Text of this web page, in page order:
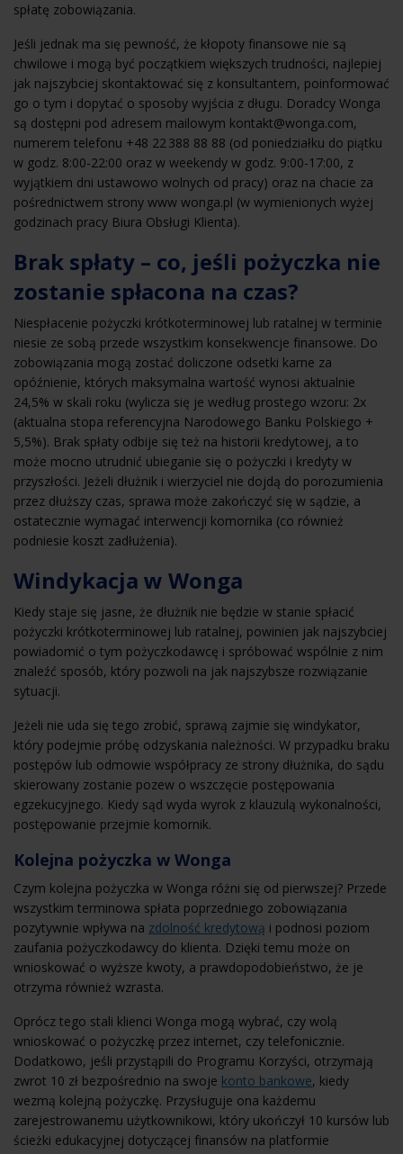
spłatę zobowiązania.
Jeśli jednak ma się pewność, że kłopoty finansowe nie są
chwilowe i mogą być początkiem większych trudności, najlepiej
jak najszybciej skontaktować się z konsultantem, poinformować
go o tym i dopytać o sposoby wyjścia z długu. Doradcy Wonga
są dostępni pod adresem mailowym kontakt@wonga.com,
numerem telefonu +48 22 388 88 88 (od poniedziałku do piątku
w godz. 8:00-22:00 oraz w weekendy w godz. 9:00-17:00, z
wyjątkiem dni ustawowo wolnych od pracy) oraz na chacie za
pośrednictwem strony www wonga.pl (w wymienionych wyżej
godzinach pracy Biura Obsługi Klienta).
Brak spłaty – co, jeśli pożyczka nie
zostanie spłacona na czas?
Niespłacenie pożyczki krótkoterminowej lub ratalnej w terminie
niesie ze sobą przede wszystkim konsekwencje finansowe. Do
zobowiązania mogą zostać doliczone odsetki karne za
opóźnienie, których maksymalna wartość wynosi aktualnie
24,5% w skali roku (wylicza się je według prostego wzoru: 2x
(aktualna stopa referencyjna Narodowego Banku Polskiego +
5,5%). Brak spłaty odbije się też na historii kredytowej, a to
może mocno utrudnić ubieganie się o pożyczki i kredyty w
przyszłości. Jeżeli dłużnik i wierzyciel nie dojdą do porozumienia
przez dłuższy czas, sprawa może zakończyć się w sądzie, a
ostatecznie wymagać interwencji komornika (co również
podniesie koszt zadłużenia).
Windykacja w Wonga
Kiedy staje się jasne, że dłużnik nie będzie w stanie spłacić
pożyczki krótkoterminowej lub ratalnej, powinien jak najszybciej
powiadomić o tym pożyczkodawcę i spróbować wspólnie z nim
znaleźć sposób, który pozwoli na jak najszybsze rozwiązanie
sytuacji.
Jeżeli nie uda się tego zrobić, sprawą zajmie się windykator,
który podejmie próbę odzyskania należności. W przypadku braku
postępów lub odmowie współpracy ze strony dłużnika, do sądu
skierowany zostanie pozew o wszczęcie postępowania
egzekucyjnego. Kiedy sąd wyda wyrok z klauzulą wykonalności,
postępowanie przejmie komornik.
Kolejna pożyczka w Wonga
Czym kolejna pożyczka w Wonga różni się od pierwszej? Przede
wszystkim terminowa spłata poprzedniego zobowiązania
pozytywnie wpływa na zdolność kredytową i podnosi poziom
zaufania pożyczkodawcy do klienta. Dzięki temu może on
wnioskować o wyższe kwoty, a prawdopodobieństwo, że je
otrzyma również wzrasta.
Oprócz tego stali klienci Wonga mogą wybrać, czy wolą
wnioskować o pożyczkę przez internet, czy telefonicznie.
Dodatkowo, jeśli przystąpili do Programu Korzyści, otrzymają
zwrot 10 zł bezpośrednio na swoje konto bankowe, kiedy
wezmą kolejną pożyczkę. Przysługuje ona każdemu
zarejestrowanemu użytkownikowi, który ukończył 10 kursów lub
ścieżki edukacyjnej dotyczącej finansów na platformie